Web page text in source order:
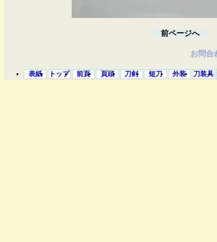
前ページへ
お問合
表紙 トップ 前頁 頁頭 刀剣 短刀 外装 刀装具